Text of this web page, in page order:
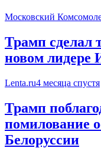
Московский
Трамп сделал
новом лидере
Lenta.ru4 месяца спустя
Трамп
помилование
Белоруссии